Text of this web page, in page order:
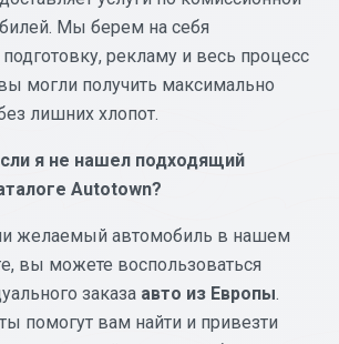
Мы берем на себя
рекламу и весь процесс
могли получить максимально
лишних хлопот.
я не нашел подходящий
Autotown?
желаемый автомобиль в нашем
вы можете воспользоваться
заказа авто из Европы.
помогут вам найти и привезти